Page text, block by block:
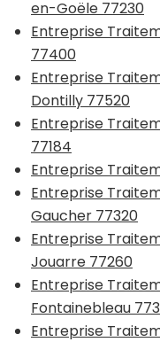
en-Goële 77230
Entreprise
77400
Entreprise
Dontilly 77520
Entreprise
77184
Entreprise
Entreprise
Gaucher 77320
Entreprise
Jouarre 77260
Entreprise
Fontainebleau
Entreprise